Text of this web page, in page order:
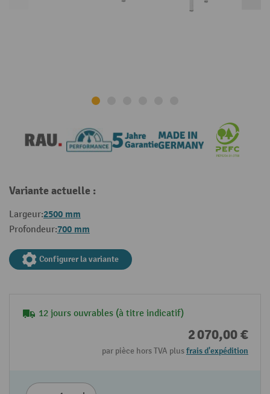
Variante actuelle :
Largeur:2500 mm
Profondeur:700 mm
Configurer la variante
12 jours ouvrables (à titre indicatif)
2 070,00 €
par pièce hors TVA plusfrais d'expédition